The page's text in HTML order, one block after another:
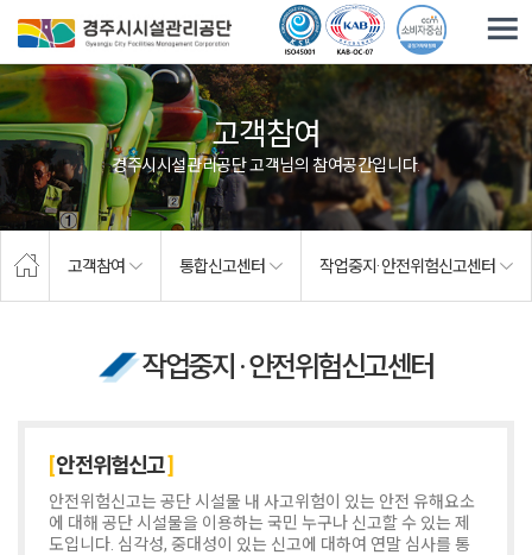
고객참여
경주시시설관리공단 고객님의 참여공간입니다.
고객참여 통합신고센터 작업중지· 안전위험신고센터
작업중지 · 안전위험신고센터
안전위험신고
안전위험신고는 공단 시설물 내 사고위험이 있는 안전 유해요소
에 대해 공단 시설물을 이용하는 국민 누구나 신고할 수 있는 제
도입니다. 심각성, 중대성이 있는 신고에 대하여 연말 심사를 통